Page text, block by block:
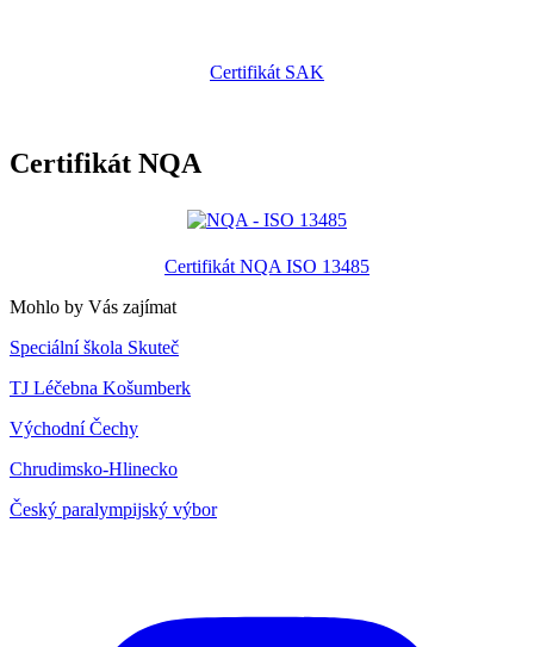
Certifikát SAK
Certifikát NQA
Certifikát NQA ISO 13485
Mohlo by Vás zajímat
Speciální škola Skuteč
TJ Léčebna Košumberk
Východní Čechy
Chrudimsko-Hlinecko
Český paralympijský výbor